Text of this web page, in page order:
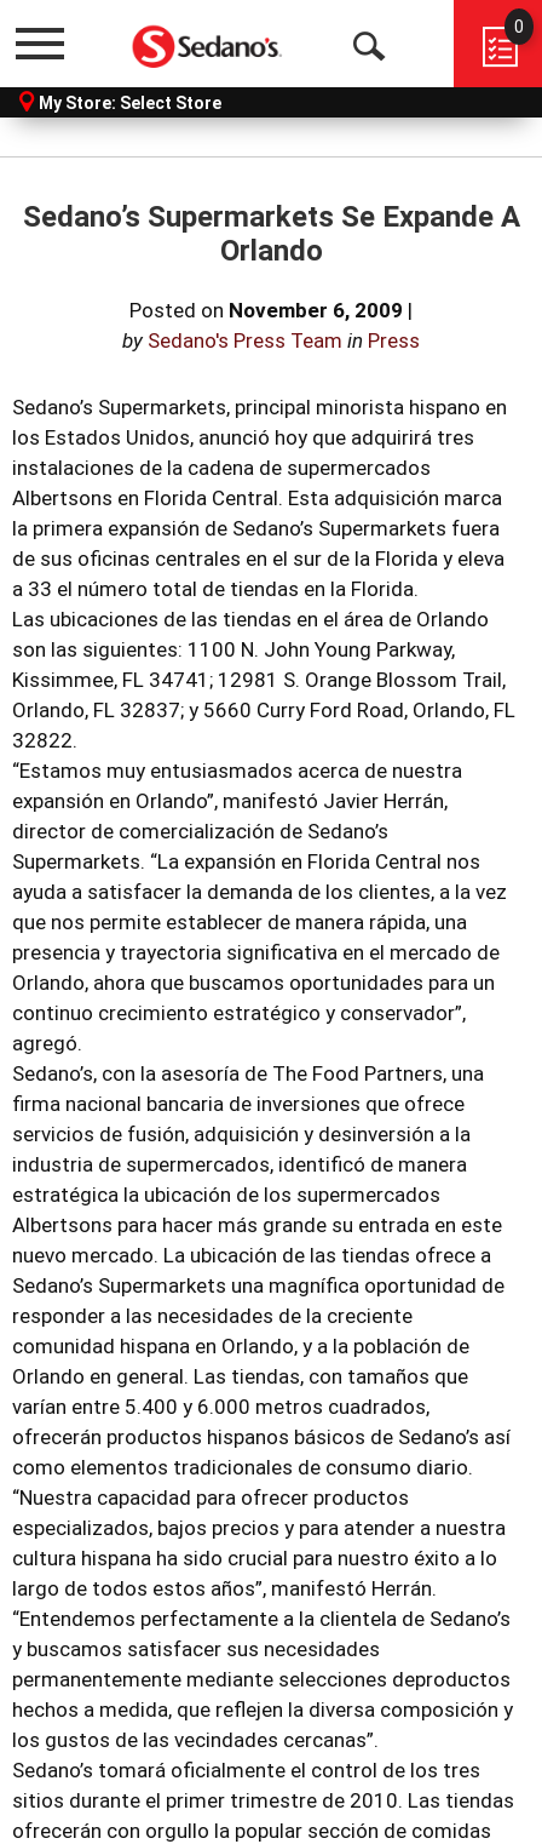
Menu
Open
Search
0
My Store: Select Store
Sedano’s Supermarkets Se Expande A
Orlando
Posted on November 6, 2009 |
by Sedano's Press Team in Press
Sedano’s Supermarkets, principal minorista hispano en
los Estados Unidos, anunció hoy que adquirirá tres
instalaciones de la cadena de supermercados
Albertsons en Florida Central. Esta adquisición marca
la primera expansión de Sedano’s Supermarkets fuera
de sus oficinas centrales en el sur de la Florida y eleva
a 33 el número total de tiendas en la Florida.
Las ubicaciones de las tiendas en el área de Orlando
son las siguientes: 1100 N. John Young Parkway,
Kissimmee, FL 34741; 12981 S. Orange Blossom Trail,
Orlando, FL 32837; y 5660 Curry Ford Road, Orlando, FL
32822.
“Estamos muy entusiasmados acerca de nuestra
expansión en Orlando”, manifestó Javier Herrán,
director de comercialización de Sedano’s
Supermarkets. “La expansión en Florida Central nos
ayuda a satisfacer la demanda de los clientes, a la vez
que nos permite establecer de manera rápida, una
presencia y trayectoria significativa en el mercado de
Orlando, ahora que buscamos oportunidades para un
continuo crecimiento estratégico y conservador”,
agregó.
Sedano’s, con la asesoría de The Food Partners, una
firma nacional bancaria de inversiones que ofrece
servicios de fusión, adquisición y desinversión a la
industria de supermercados, identificó de manera
estratégica la ubicación de los supermercados
Albertsons para hacer más grande su entrada en este
nuevo mercado. La ubicación de las tiendas ofrece a
Sedano’s Supermarkets una magnífica oportunidad de
responder a las necesidades de la creciente
comunidad hispana en Orlando, y a la población de
Orlando en general. Las tiendas, con tamaños que
varían entre 5.400 y 6.000 metros cuadrados,
ofrecerán productos hispanos básicos de Sedano’s así
como elementos tradicionales de consumo diario.
“Nuestra capacidad para ofrecer productos
especializados, bajos precios y para atender a nuestra
cultura hispana ha sido crucial para nuestro éxito a lo
largo de todos estos años”, manifestó Herrán.
“Entendemos perfectamente a la clientela de Sedano’s
y buscamos satisfacer sus necesidades
permanentemente mediante selecciones deproductos
hechos a medida, que reflejen la diversa composición y
los gustos de las vecindades cercanas”.
Sedano’s tomará oficialmente el control de los tres
sitios durante el primer trimestre de 2010. Las tiendas
ofrecerán con orgullo la popular sección de comidas